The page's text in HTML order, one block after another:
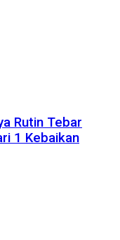
Rutin Tebar
1 Kebaikan